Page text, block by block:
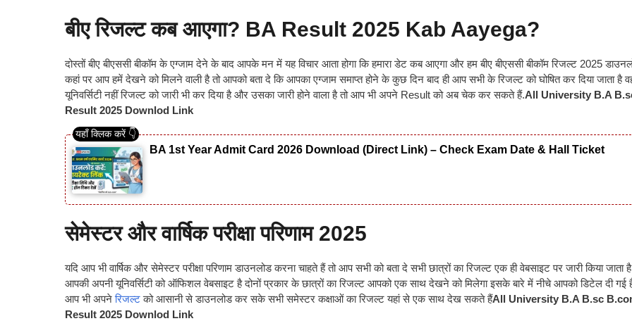
बीए रिजल्ट कब आएगा? BA Result 2025 Kab Aayega?
दोस्तों बीए बीएससी बीकॉम के एग्जाम देने के बाद आपके मन में यह विचार आता होगा कि हमारा डेट कब आएगा और हम बीए बीएससी बीकॉम रिजल्ट 2025
कहां पर आप हमें देखने को मिलने वाली है तो आपको बता दे कि आपका एग्जाम समाप्त होने के कुछ दिन बाद ही आप सभी के रिजल्ट को घोषित कर दिया जाता है
यूनिवर्सिटी नहीं रिजल्ट को जारी भी कर दिया है और उसका जारी होने वाला है तो आप भी अपने Result को अब चेक कर सकते हैं.All University B.A
Result 2025 Downlod Link
BA 1st Year Admit Card 2026 Download (Direct Link) – Check Exam Date & Hall Ticket
सेमेस्टर और वार्षिक परीक्षा परिणाम 2025
यदि आप भी वार्षिक और सेमेस्टर परीक्षा परिणाम डाउनलोड करना चाहते हैं तो आप सभी को बता दे सभी छात्रों का रिजल्ट एक ही वेबसाइट पर जारी किया जाता
आपकी अपनी यूनिवर्सिटी को ऑफिशल वेबसाइट है दोनों प्रकार के छात्रों का रिजल्ट आपको एक साथ देखने को मिलेगा इसके बारे में नीचे आपको डिटेल दी गई
आप भी अपनेरिजल्टको आसानी से डाउनलोड कर सके सभी समेस्टर कक्षाओं का रिजल्ट यहां से एक साथ देख सकते हैंAll University B.A B.sc
Result 2025 Downlod Link